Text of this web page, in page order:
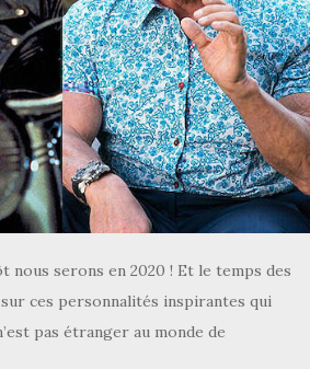
nous serons en 2020 ! Et le temps des
ces personnalités inspirantes qui
pas étranger au monde de